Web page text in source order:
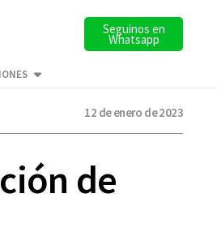
Seguinos en
Whatsapp
12 de enero de 2023
de